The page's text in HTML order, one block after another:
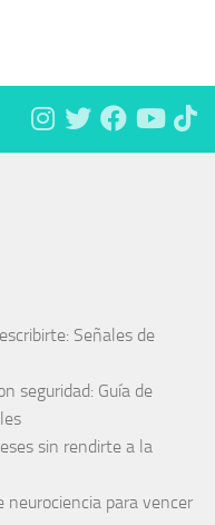
Señales de
seguridad: Guía de
sin rendirte a la
neurociencia para vencer